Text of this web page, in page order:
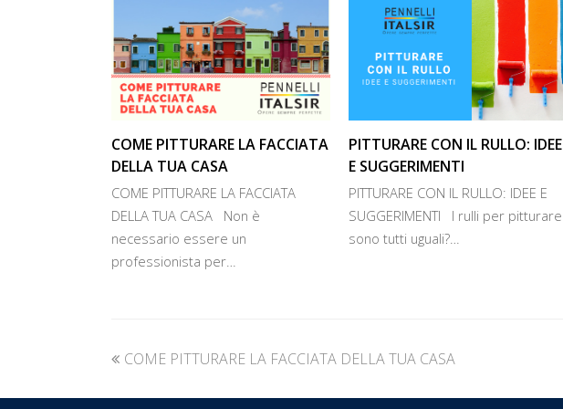
COME PITTURARE LA FACCIATA
DELLA TUA CASA
COME PITTURARE LA FACCIATA
DELLA TUA CASA Non è
necessario essere un
professionista per…
PITTURARE CON IL RULLO: IDEE
E SUGGERIMENTI
PITTURARE CON IL RULLO: IDEE E
SUGGERIMENTI I rulli per pitturare
sono tutti uguali?…
previous
COME PITTURARE LA FACCIATA DELLA TUA CASA